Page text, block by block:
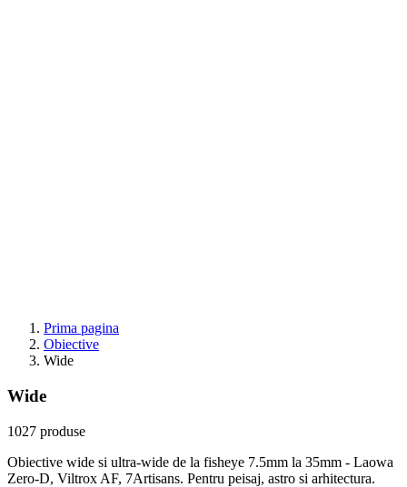
Prima pagina
Obiective
Wide
Wide
1027 produse
Obiective wide si ultra-wide de la fisheye 7.5mm la 35mm - Laowa
Zero-D, Viltrox AF, 7Artisans. Pentru peisaj, astro si arhitectura.